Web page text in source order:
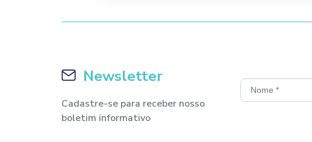
Newsletter
Cadastre-se para receber nosso
boletim informativo